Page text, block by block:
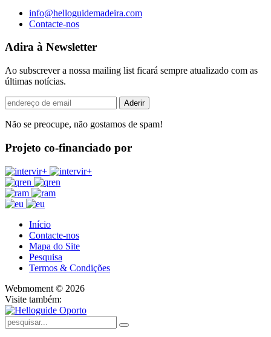
info@helloguidemadeira.com
Contacte-nos
Adira à Newsletter
Ao subscrever a nossa mailing list ficará sempre atualizado com as
últimas notícias.
Não se preocupe, não gostamos de spam!
Projeto co-financiado por
Início
Contacte-nos
Mapa do Site
Pesquisa
Termos & Condições
Webmoment © 2026
Visite também: